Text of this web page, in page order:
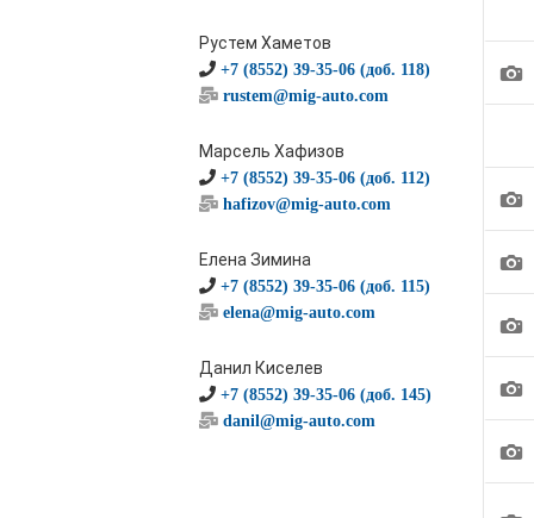
Рустем Хаметов
+7 (8552) 39-35-06 (доб. 118)
rustem@mig-auto.com
Марсель Хафизов
+7 (8552) 39-35-06 (доб. 112)
hafizov@mig-auto.com
Елена Зимина
+7 (8552) 39-35-06 (доб. 115)
elena@mig-auto.com
Данил Киселев
+7 (8552) 39-35-06 (доб. 145)
danil@mig-auto.com
1
1
1
1
1
1